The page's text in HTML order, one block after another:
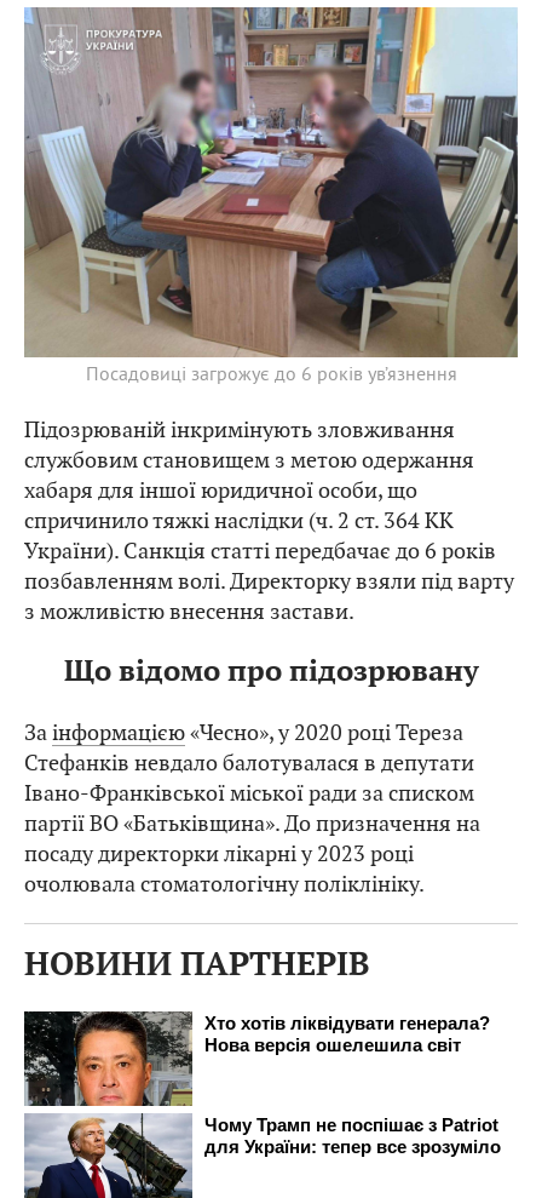
Посадовиці загрожує до 6 років ув’язнення
Підозрюваній інкримінують зловживання
службовим становищем з метою одержання
хабаря для іншої юридичної особи, що
спричинило тяжкі наслідки (ч. 2 ст. 364 КК
України). Санкція статті передбачає до 6 років
позбавленням волі. Директорку взяли під варту
з можливістю внесення застави.
Що відомо про підозрювану
Заінформацією«Чесно», у 2020 році Тереза
Стефанків невдало балотувалася в депутати
Івано-Франківської міської ради за списком
партії ВО «Батьківщина». До призначення на
посаду директорки лікарні у 2023 році
очолювала стоматологічну поліклініку.
НОВИНИ ПАРТНЕРІВ